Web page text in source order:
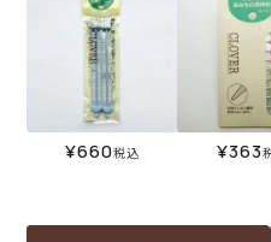
¥660税込 ¥363